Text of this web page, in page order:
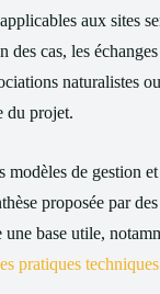
aux sites
des cas, les
naturalistes
du projet.
modèles de gestion
proposée par
une base utile,
pratiques techniques